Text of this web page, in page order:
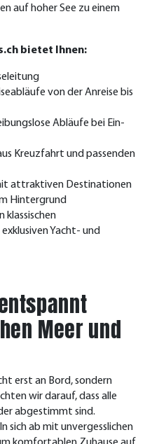
auf hoher See zu einem
bietet Ihnen:
von der Anreise bis
Abläufe bei Ein-
Kreuzfahrt und passenden
attraktiven Destinationen
Hintergrund
klassischen
Yacht- und
Meer und
erst an Bord, sondern
wir darauf, dass alle
abgestimmt sind.
sich ab mit unvergesslichen